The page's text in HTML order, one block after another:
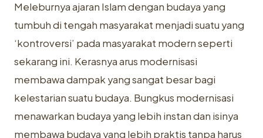
Meleburnya ajaran Islam dengan budaya yang
tumbuh di tengah masyarakat menjadi suatu yang
‘kontroversi’ pada masyarakat modern seperti
sekarang ini. Kerasnya arus modernisasi
membawa dampak yang sangat besar bagi
kelestarian suatu budaya. Bungkus modernisasi
menawarkan budaya yang lebih instan dan isinya
membawa budaya yang lebih praktis tanpa harus